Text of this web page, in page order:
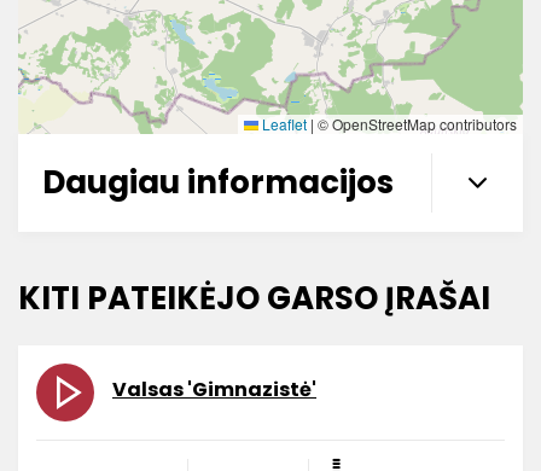
Leaflet | © OpenStreetMap contributors
Daugiau informacijos
KITI PATEIKĖJO GARSO ĮRAŠAI
Valsas 'Gimnazistė'